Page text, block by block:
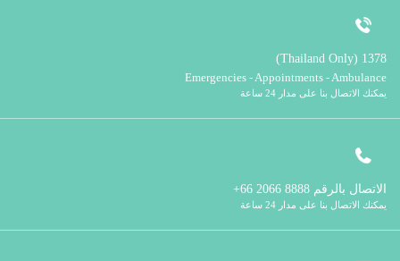
1378 (Thailand Only)
Emergencies - Appointments - Ambulance
يمكنك الاتصال بنا على مدار 24 ساعة
الاتصال بالرقم
يمكنك الاتصال بنا على مدار 24 ساعة